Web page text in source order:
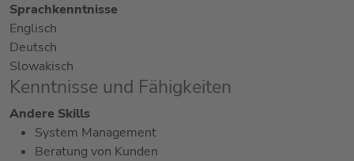
Sprachkenntnisse
Englisch
Deutsch
Slowakisch
Kenntnisse und Fähigkeiten
Andere Skills
System Management
Beratung von Kunden